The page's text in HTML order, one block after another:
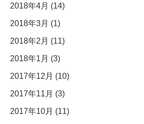
2018年4月 (14)
2018年3月 (1)
2018年2月 (11)
2018年1月 (3)
2017年12月 (10)
2017年11月 (3)
2017年10月 (11)